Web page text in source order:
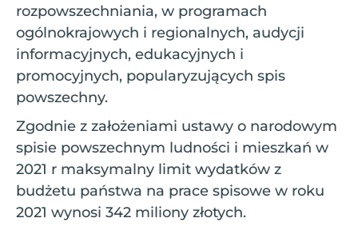
rozpowszechniania, w programach
ogólnokrajowych i regionalnych, audycji
informacyjnych, edukacyjnych i
promocyjnych, popularyzujących spis
powszechny.
Zgodnie z założeniami ustawy o narodowym
spisie powszechnym ludności i mieszkań w
2021 r maksymalny limit wydatków z
budżetu państwa na prace spisowe w roku
2021 wynosi 342 miliony złotych.